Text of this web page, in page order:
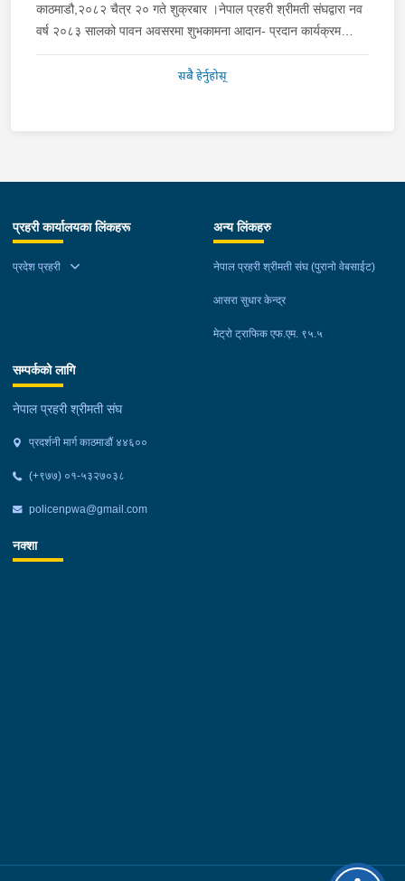
आतिथ्यतामा सम्पन्न भएको उक्त कार्यक्रममा यस संघका आदरणिय …
काठमाडौ,२०८२ चैत्र २० गते शुक्रबार ।नेपाल प्रहरी श्रीमती संघद्वारा नव
वर्ष २०८३ सालको पावन अवसरमा शुभकामना आदान- प्रदान कार्यक्रम
सम्पन्न भएको छ । संघका अध्यक्ष श्रीमती नविना खत्री कार्कीज्यूको प्रमुख
आतिथ्यतामा सम्पन्न भएको उक्त कार्यक्रममा उपाध्यक्ष श्रीमति सुस्मिता
सबै हेर्नुहोस्
प्रहरी कार्यालयका लिंकहरू
प्रदेश प्रहरी
अन्य लिंकहरु
नेपाल प्रहरी श्रीमती संघ (पुरानो वेबसाईट)
आसरा सुधार केन्द्र
मेट्रो ट्राफिक एफ.एम. ९५.५
सम्पर्कको लागि
नेपाल प्रहरी श्रीमती संघ
प्रदर्शनी मार्ग काठमाडौं ४४६००
(+९७७) ०१-५३२७०३८
policenpwa@gmail.com
नक्शा